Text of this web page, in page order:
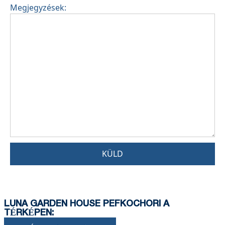
Megjegyzések:
KÜLD
LUNA GARDEN HOUSE PEFKOCHORI A
TÉRKÉPEN: